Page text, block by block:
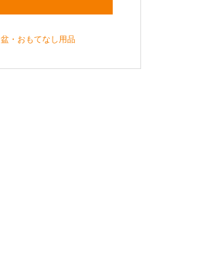
盆・おもてなし用品